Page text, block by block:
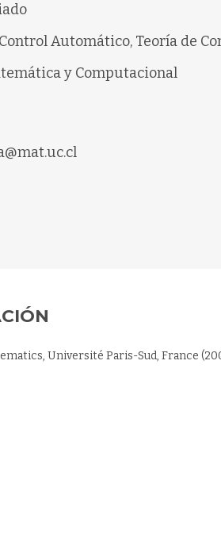
Automático, Teoría de
y Computacional
Université Paris-Sud, France